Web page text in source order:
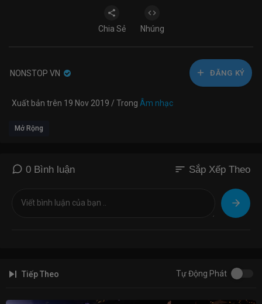
Chia Sẻ Nhúng
NONSTOP VN ĐĂNG KÝ
Xuất bản trên 19 Nov 2019 / Trong Âm nhạc
Mở Rộng
0 Bình luận sort Sắp Xếp Theo
Tiếp Theo Tự Động Phát